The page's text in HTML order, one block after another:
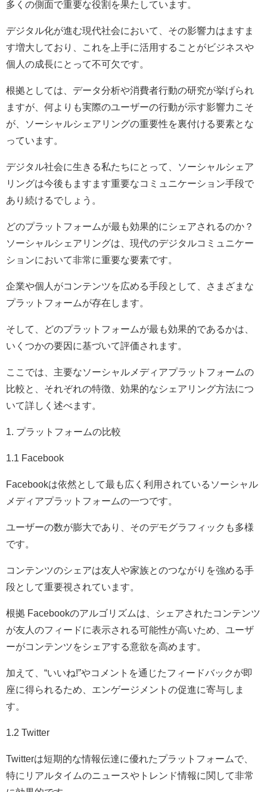
多くの側面で重要な役割を果たしています。
デジタル化が進む現代社会において、その影響力はますま
す増大しており、これを上手に活用することがビジネスや
個人の成長にとって不可欠です。
根拠としては、データ分析や消費者行動の研究が挙げられ
ますが、何よりも実際のユーザーの行動が示す影響力こそ
が、ソーシャルシェアリングの重要性を裏付ける要素とな
っています。
デジタル社会に生きる私たちにとって、ソーシャルシェア
リングは今後もますます重要なコミュニケーション手段で
あり続けるでしょう。
どのプラットフォームが最も効果的にシェアされるのか？
ソーシャルシェアリングは、現代のデジタルコミュニケー
ションにおいて非常に重要な要素です。
企業や個人がコンテンツを広める手段として、さまざまな
プラットフォームが存在します。
そして、どのプラットフォームが最も効果的であるかは、
いくつかの要因に基づいて評価されます。
ここでは、主要なソーシャルメディアプラットフォームの
比較と、それぞれの特徴、効果的なシェアリング方法につ
いて詳しく述べます。
1. プラットフォームの比較
1.1 Facebook
Facebookは依然として最も広く利用されているソーシャル
メディアプラットフォームの一つです。
ユーザーの数が膨大であり、そのデモグラフィックも多様
です。
コンテンツのシェアは友人や家族とのつながりを強める手
段として重要視されています。
根拠 Facebookのアルゴリズムは、シェアされたコンテンツ
が友人のフィードに表示される可能性が高いため、ユーザ
ーがコンテンツをシェアする意欲を高めます。
加えて、“いいね!”やコメントを通じたフィードバックが即
座に得られるため、エンゲージメントの促進に寄与しま
す。
1.2 Twitter
Twitterは短期的な情報伝達に優れたプラットフォームで、
特にリアルタイムのニュースやトレンド情報に関して非常